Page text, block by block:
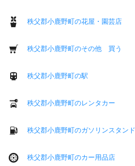
秩父郡小鹿野町の花屋・園芸店
秩父郡小鹿野町のその他 買う
秩父郡小鹿野町の駅
秩父郡小鹿野町のレンタカー
秩父郡小鹿野町のガソリンスタンド
秩父郡小鹿野町のカー用品店